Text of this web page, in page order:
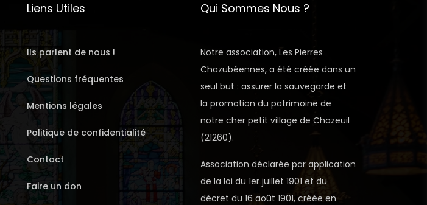
Liens Utiles
Ils parlent de nous !
Questions fréquentes
Mentions légales
Politique de confidentialité
Contact
Faire un don
Qui Sommes Nous ?
Notre association, Les Pierres
Chazubéennes, a été créée dans un
seul but : assurer la sauvegarde et
la promotion du patrimoine de
notre cher petit village de Chazeuil
(21260).
Association déclarée par application
de la loi du 1er juillet 1901 et du
décret du 16 août 1901, créée en